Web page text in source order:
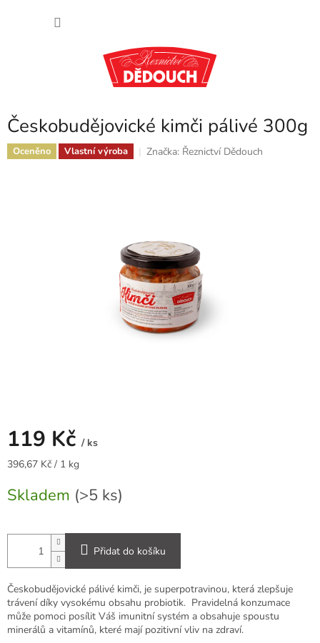
Českobudějovické kimči pálivé 300g
Oceněno Vlastní výroba Značka: Řeznictví Dědouch
119 Kč / ks
Měrná
396,67 Kč / 1 kg
Skladem (>5 ks)
Přidat do košíku
Českobudějovické pálivé kimči, je superpotravinou, která zlepšuje
trávení díky vysokému obsahu probiotik. Pravidelná konzumace
může pomoci posílit Váš imunitní systém a obsahuje spoustu
minerálů a vitamínů, které mají pozitivní vliv na zdraví.